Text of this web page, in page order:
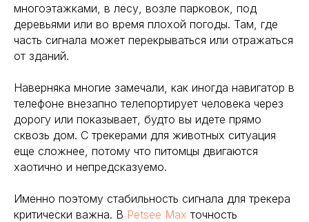
многоэтажками, в лесу, возле парковок, под
деревьями или во время плохой погоды. Там, где
часть сигнала может перекрываться или отражаться
от зданий.
Наверняка многие замечали, как иногда навигатор в
телефоне внезапно телепортирует человека через
дорогу или показывает, будто вы идете прямо
сквозь дом. С трекерами для животных ситуация
еще сложнее, потому что питомцы двигаются
хаотично и непредсказуемо.
Именно поэтому стабильность сигнала для трекера
критически важна. В Petsee Max точность